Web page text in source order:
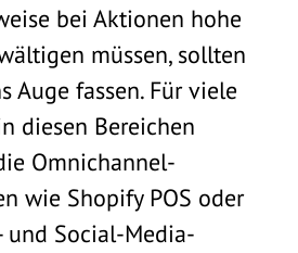
bei Aktionen hohe
müssen, sollten
Auge fassen. Für viele
diesen Bereichen
Omnichannel-
wie Shopify POS oder
und Social-Media-